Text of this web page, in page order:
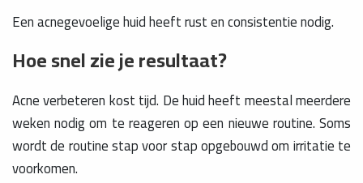
Een acnegevoelige huid heeft rust en consistentie nodig.
Hoe snel zie je resultaat?
Acne verbeteren kost tijd. De huid heeft meestal meerdere
weken nodig om te reageren op een nieuwe routine. Soms
wordt de routine stap voor stap opgebouwd om irritatie te
voorkomen.